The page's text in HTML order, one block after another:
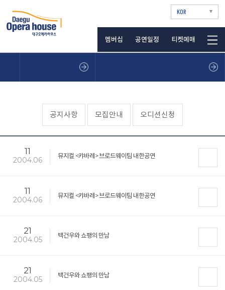
KOR
멤버십 공연일정 티켓예매
공지사항 모집안내 오디션신청
11
2004.06 뮤지컬 <캬바레> 브로드웨이팀 내한공연
11
2004.06 뮤지컬 <캬바레> 브로드웨이팀 내한공연
21
2004.05 백건우와 쇼팽의 만남
21
2004.05 백건우와 쇼팽의 만남